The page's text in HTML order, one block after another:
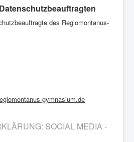
des Regiomontanus-
gymnasium.de
SOCIAL MEDIA -